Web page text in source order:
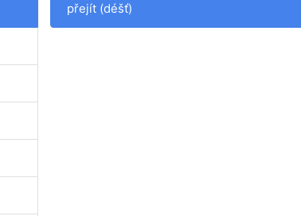
přejít (déšť)